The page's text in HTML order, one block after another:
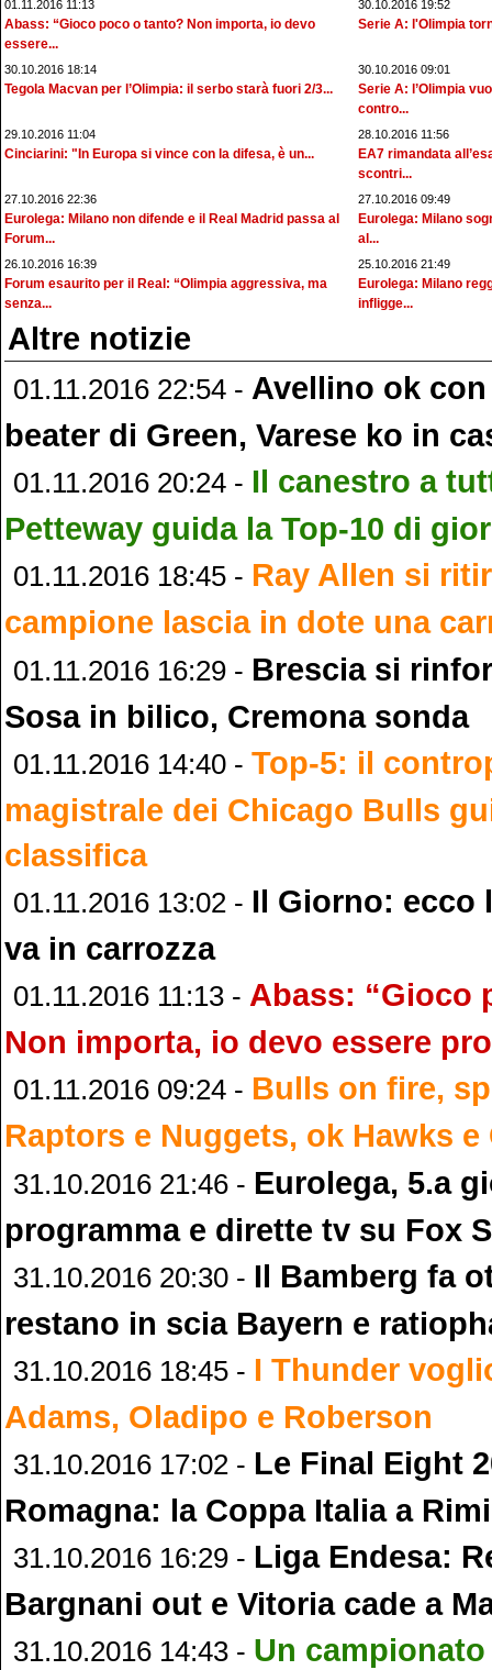
01.11.2016 11:13
Abass: “Gioco poco o tanto? Non importa, io devo
essere...
30.10.2016 19:52
Serie A: l'Olimpia
30.10.2016 18:14
Tegola Macvan per l’Olimpia: il serbo starà fuori 2/3...
30.10.2016 09:01
Serie A: l’Olimpia
contro...
29.10.2016 11:04
Cinciarini: "In Europa si vince con la difesa, è un...
28.10.2016 11:56
EA7 rimandata
scontri...
27.10.2016 22:36
Eurolega: Milano non difende e il Real Madrid passa al
Forum...
27.10.2016 09:49
Eurolega: Milano
al...
26.10.2016 16:39
Forum esaurito per il Real: “Olimpia aggressiva, ma
senza...
25.10.2016 21:49
Eurolega: Milano
infligge...
Altre notizie
01.11.2016 22:54 - Avellino ok
beater di Green, Varese ko in
01.11.2016 20:24 - Il canestro a
Petteway guida la Top-10 di
01.11.2016 18:45 - Ray Allen si
campione lascia in dote una
01.11.2016 16:29 - Brescia si
Sosa in bilico, Cremona sonda
01.11.2016 14:40 - Top-5: il
magistrale dei Chicago Bulls
classifica
01.11.2016 13:02 - Il Giorno: ecco
va in carrozza
01.11.2016 11:13 - Abass: “Gioco
Non importa, io devo essere
01.11.2016 09:24 - Bulls on fire,
Raptors e Nuggets, ok Hawks e
31.10.2016 21:46 - Eurolega, 5.a
programma e dirette tv su Fox
31.10.2016 20:30 - Il Bamberg fa
restano in scia Bayern e
31.10.2016 18:45 - I Thunder
Adams, Oladipo e Roberson
31.10.2016 17:02 - Le Final Eight
Romagna: la Coppa Italia a
31.10.2016 16:29 - Liga Endesa:
Bargnani out e Vitoria cade a
31.10.2016 14:43 - Un campionato